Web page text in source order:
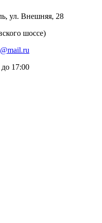
ул. Внешняя, 28
шоссе)
17:00